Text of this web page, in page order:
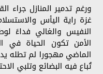
ورغم تدمير المنازل جراء
غزة راية اليأس
النفيس والغالي فداءً
الأمن تكون الحياة
الماضي مهجورا لم تطله
تُباع فيه البضائع وتلبي